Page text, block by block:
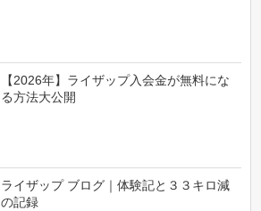
【2026年】ライザップ入会金が無料にな
る方法大公開
ライザップ ブログ｜体験記と３３キロ減
の記録